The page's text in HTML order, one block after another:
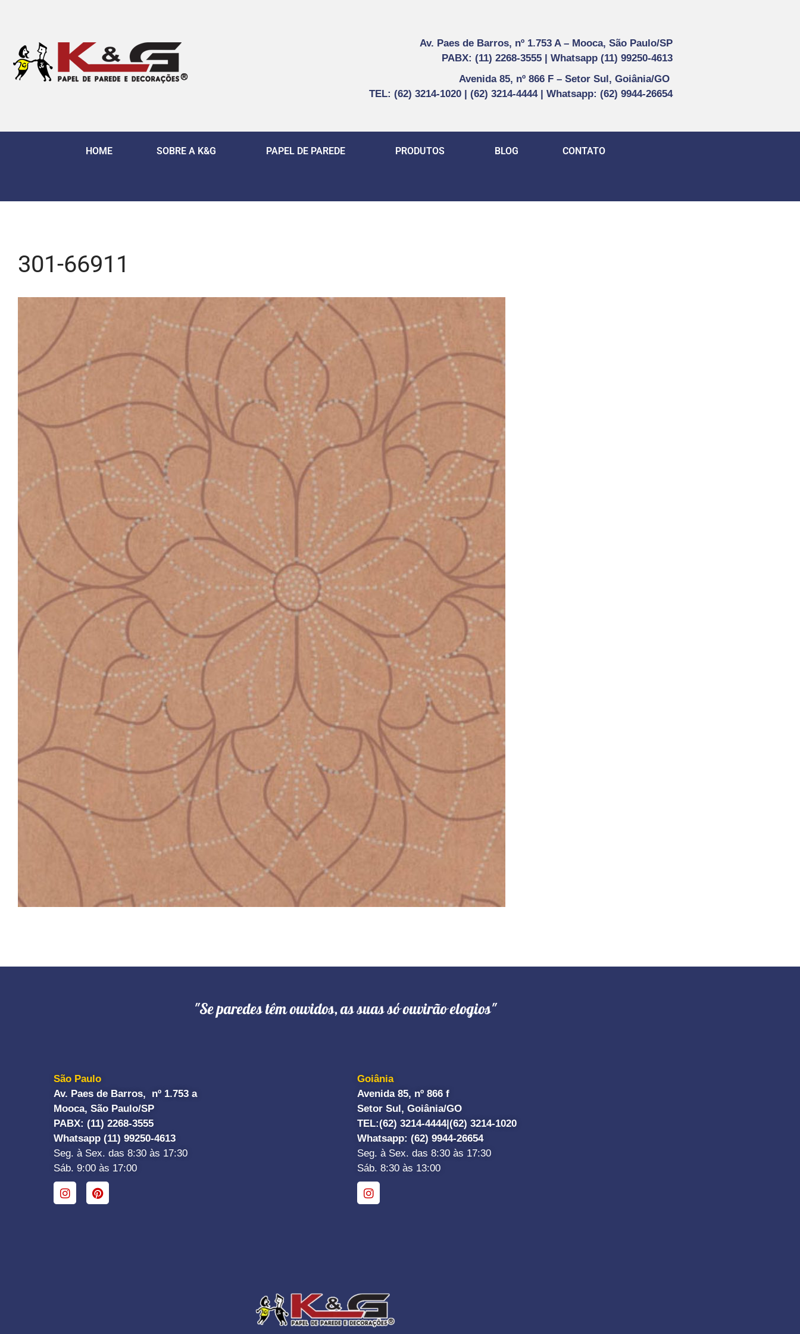
Av. Paes de Barros, nº 1.753 A – Mooca, São Paulo/SP
PABX: (11) 2268-3555 | Whatsapp (11) 99250-4613
Avenida 85, nº 866 F – Setor Sul, Goiânia/GO
TEL: (62) 3214-1020 | (62) 3214-4444 | Whatsapp: (62) 9944-26654
HOME SOBRE A K&G PAPEL DE PAREDE PRODUTOS BLOG CONTATO
301-66911
"Se paredes têm ouvidos, as suas só ouvirão elogios"
São Paulo
Av. Paes de Barros, nº 1.753 a
Mooca, São Paulo/SP
PABX: (11) 2268-3555
Whatsapp (11) 99250-4613
Seg. à Sex. das 8:30 às 17:30
Sáb. 9:00 às 17:00
Goiânia
Avenida 85, nº 866 f
Setor Sul, Goiânia/GO
TEL:(62) 3214-4444| (62) 3214-1020
Whatsapp: (62) 9944-26654
Seg. à Sex. das 8:30 às 17:30
Sáb. 8:30 às 13:00